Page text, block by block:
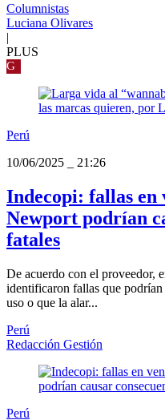
Columnistas
Luciana Olivares
|
PLUS
G
Perú
10/06/2025
21:26
Indecopi: fallas en
Newport podrían
fatales
De acuerdo con el proveedor,
identificaron fallas que podrían
uso o que la alar...
Perú
Redacción Gestión
Perú